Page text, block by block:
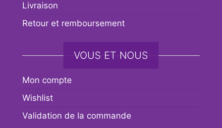
Livraison
Retour et remboursement
VOUS ET NOUS
Mon compte
Wishlist
Validation de la commande